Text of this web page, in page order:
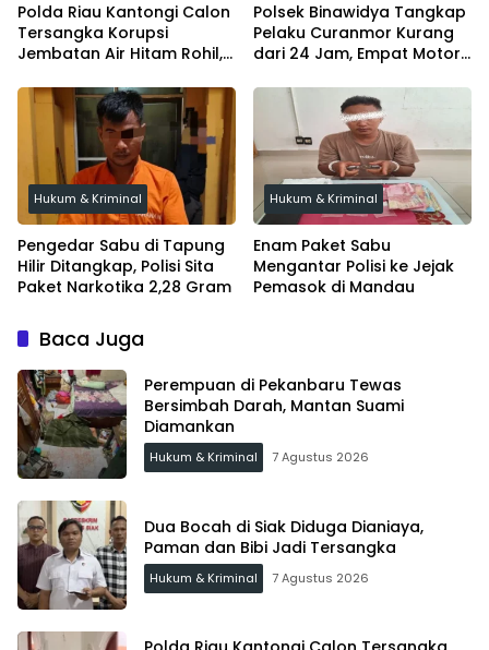
Polda Riau Kantongi Calon
Tersangka Korupsi
Jembatan Air Hitam Rohil,
Polsek Binawidya Tangkap
Pelaku Curanmor Kurang
dari 24 Jam, Empat Motor
Hukum & Kriminal
Pengedar Sabu di Tapung
Hilir Ditangkap, Polisi Sita
Paket Narkotika 2,28 Gram
Hukum & Kriminal
Enam Paket Sabu
Mengantar Polisi ke Jejak
Pemasok di Mandau
Baca Juga
Perempuan di Pekanbaru Tewas
Bersimbah Darah, Mantan Suami
Diamankan
Hukum & Kriminal 7 Agustus 2026
Dua Bocah di Siak Diduga Dianiaya,
Paman dan Bibi Jadi Tersangka
Hukum & Kriminal 7 Agustus 2026